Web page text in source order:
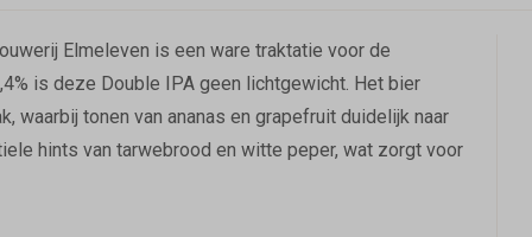
Elmeleven is een ware traktatie voor de
is deze Double IPA geen lichtgewicht. Het bier
waarbij tonen van ananas en grapefruit duidelijk naar
hints van tarwebrood en witte peper, wat zorgt voor